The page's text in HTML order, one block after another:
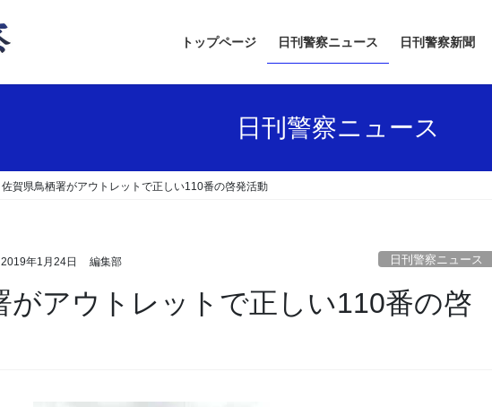
トップページ 日刊警察ニュース 日刊警察新聞
日刊警察ニュース
佐賀県鳥栖署がアウトレットで正しい110番の啓発活動
2019年1月24日 編集部 日刊警察ニュース